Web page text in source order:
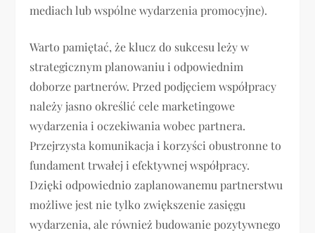
mediach lub wspólne wydarzenia promocyjne).
Warto pamiętać, że klucz do sukcesu leży w
strategicznym planowaniu i odpowiednim
doborze partnerów. Przed podjęciem współpracy
należy jasno określić cele marketingowe
wydarzenia i oczekiwania wobec partnera.
Przejrzysta komunikacja i korzyści obustronne to
fundament trwałej i efektywnej współpracy.
Dzięki odpowiednio zaplanowanemu partnerstwu
możliwe jest nie tylko zwiększenie zasięgu
wydarzenia, ale również budowanie pozytywnego